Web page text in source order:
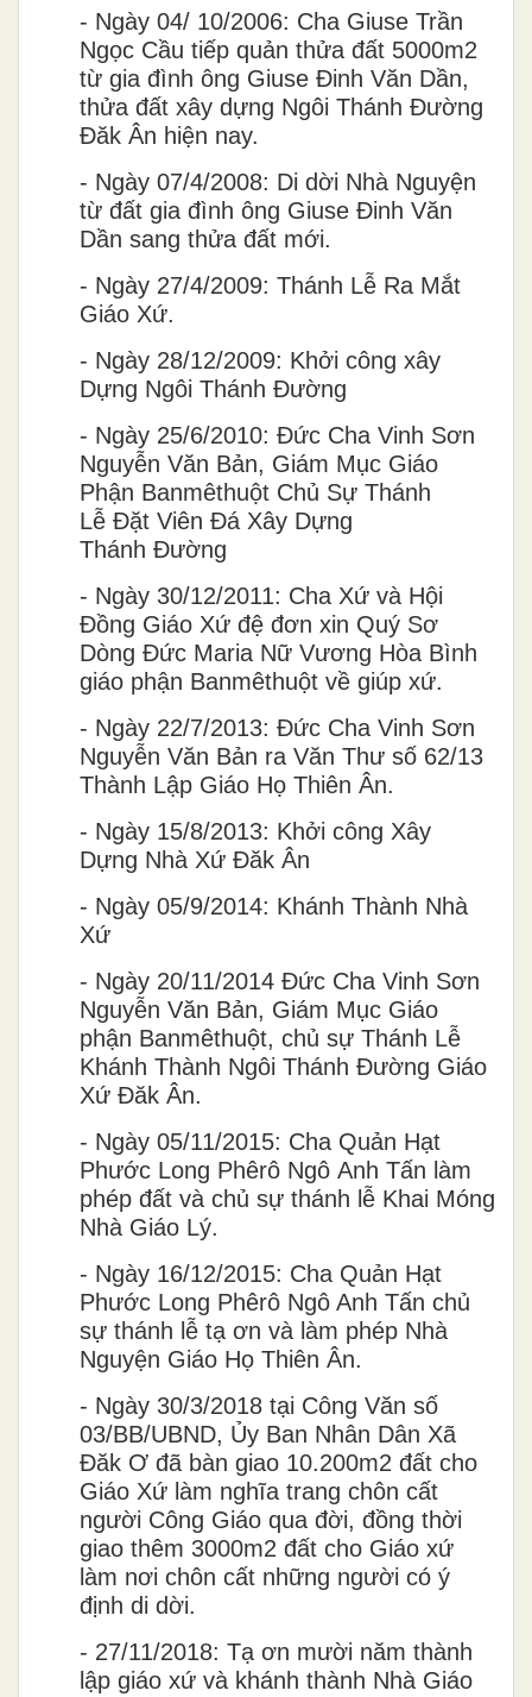
- Ngày 04/ 10/2006: Cha Giuse Trần
Ngọc Cầu tiếp quản thửa đất 5000m2
từ gia đình ông Giuse Đinh Văn Dần,
thửa đất xây dựng Ngôi Thánh Đường
Đăk Ân hiện nay.
- Ngày 07/4/2008: Di dời Nhà Nguyện
từ đất gia đình ông Giuse Đinh Văn
Dần sang thửa đất mới.
- Ngày 27/4/2009: Thánh Lễ Ra Mắt
Giáo Xứ.
- Ngày 28/12/2009: Khởi công xây
Dựng Ngôi Thánh Đường
- Ngày 25/6/2010: Đức Cha Vinh Sơn
Nguyễn Văn Bản, Giám Mục Giáo
Phận Banmêthuột Chủ Sư ̣ Thánh
Lê Đặt Viên Đá Xây Dựng
Thánh Đường
- Ngày 30/12/2011: Cha Xứ và Hội
Đồng Giáo Xứ đệ đơn xin Quý Sơ
Dòng Đức Maria Nữ Vương Hòa Bình
giáo phận Banmêthuột về giúp xứ.
- Ngày 22/7/2013: Đức Cha Vinh Sơn
Nguyễn Văn Bản ra Văn Thư số 62/13
Thành Lập Giáo Họ Thiên Ân.
- Ngày 15/8/2013: Khởi công Xây
Dựng Nhà Xứ Đăk Ân
- Ngày 05/9/2014: Khánh Thành Nhà
Xư
- Ngày 20/11/2014 Đức Cha Vinh Sơn
Nguyễn Văn Bản, Giám Mục Giáo
phận Banmêthuột, chủ sự Thánh Lễ
Khánh Thành Ngôi Thánh Đường Giáo
Xứ Đăk Ân.
- Ngày 05/11/2015: Cha Quản Hạt
Phước Long Phêrô Ngô Anh Tấn làm
phép đất và chủ sư ̣ thánh lê ̃ Khai Móng
Nhà Giáo Lý.
- Ngày 16/12/2015: Cha Quản Hạt
Phước Long Phêrô Ngô Anh Tấn chủ
sự thánh lễ tạ ơn và làm phép Nhà
Nguyện Giáo Họ Thiên Ân.
- Ngày 30/3/2018 tại Công Văn số
03/BB/UBND, Ủy Ban Nhân Dân Xã
Đăk Ơ đã bàn giao 10.200m2 đất cho
Giáo Xứ làm nghĩa trang chôn cất
người Công Giáo qua đời, đồng thời
giao thêm 3000m2 đất cho Giáo xứ
làm nơi chôn cất những người có ý
định di dời.
- 27/11/2018: Tạ ơn mười năm thành
lập giáo xứ và khánh thành Nhà Giáo